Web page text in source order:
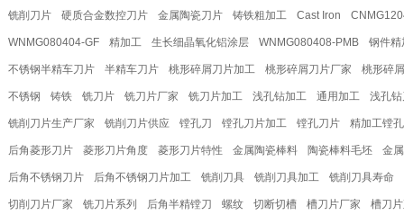
铣削刀片 硬质合金数控刀片 金属陶瓷刀片 铸铁粗加工 Cast Iron
WNMG080404-GF 精加工 生长细晶氧化铝涂层 WNMG080408-PMB 钢件精
不锈钢半精车刀片 半精车刀片 桃形碎屑刀片加工 桃形碎屑刀片厂家 桃形碎
不锈钢 铸铁 铣刀片 铣刀片厂家 铣刀片加工 浅孔钻加工 通用加工 浅孔
铣削刀片生产厂家 铣削刀片供应 镗孔刀 镗孔刀片加工 镗孔刀片 精加工镗
后角菱形刀片 菱形刀片角度 菱形刀片特性 金属陶瓷棒料 陶瓷棒料毛坯 金
后角不锈钢刀片 后角不锈钢刀片加工 铣削刀具 铣削刀具加工 铣削刀具寿命
切削刀片厂家 铣刀片系列 后角半精镗刀 螺纹 切断切槽 槽刀片厂家 槽刀